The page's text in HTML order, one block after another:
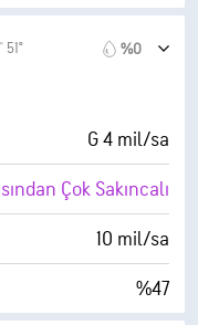
%0
6 mil
30000 fit
%0
G 4 mil/sa
Çok Sakıncalı
10 mil/sa
%47